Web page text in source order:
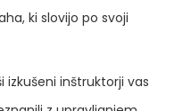
ki slovijo po svoji
izkušeni inštruktorji vas